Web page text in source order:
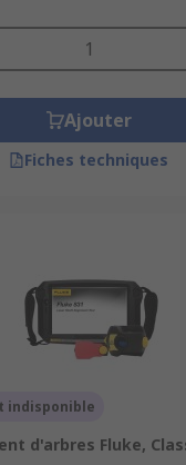
Ajouter
Fiches techniques
indisponible
d'arbres Fluke,